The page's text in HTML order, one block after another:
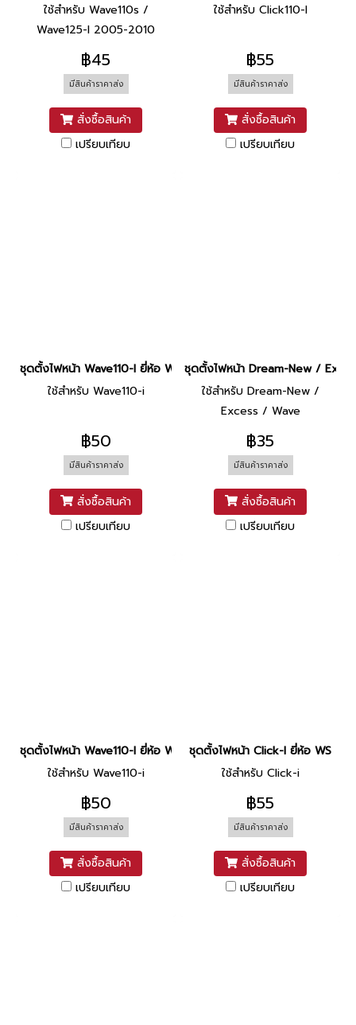
ใช้สำหรับ Wave110s /
Wave125-I 2005-2010
฿45
มีสินค้าราคาส่ง
สั่งซื้อสินค้า
เปรียบเทียบ
ใช้สำหรับ Click110-I
฿55
มีสินค้าราคาส่ง
สั่งซื้อสินค้า
เปรียบเทียบ
ชุดตั้งไฟหน้า Wave110-I ยี่ห้อ WS
ใช้สำหรับ Wave110-i
฿50
มีสินค้าราคาส่ง
สั่งซื้อสินค้า
เปรียบเทียบ
ชุดตั้งไฟหน้า Dream-New /
ใช้สำหรับ Dream-New /
Excess / Wave
฿35
มีสินค้าราคาส่ง
สั่งซื้อสินค้า
เปรียบเทียบ
ชุดตั้งไฟหน้า Wave110-I ยี่ห้อ WS
ใช้สำหรับ Wave110-i
฿50
มีสินค้าราคาส่ง
สั่งซื้อสินค้า
เปรียบเทียบ
ชุดตั้งไฟหน้า Click-I ยี่ห้อ WS
ใช้สำหรับ Click-i
฿55
มีสินค้าราคาส่ง
สั่งซื้อสินค้า
เปรียบเทียบ